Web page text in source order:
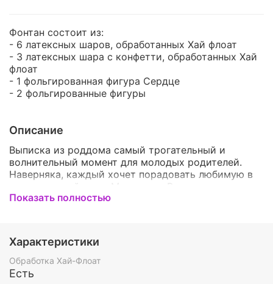
Фонтан состоит из:
- 6 латексных шаров, обработанных Хай флоат
- 3 латексных шара с конфетти, обработанных Хай
флоат
- 1 фольгированная фигура Сердце
- 2 фольгированные фигуры
Описание
Выписка из роддома самый трогательный и
волнительный момент для молодых родителей.
Наверняка, каждый хочет порадовать любимую в
этот набор. Он идеально подойдёт к такому
к поздравлению, они поднимут настроение и
заставят запомнить рождения малыша как
настоящий праздник.
Показать полностью
Характеристики
Обработка Хай-Флоат
Есть